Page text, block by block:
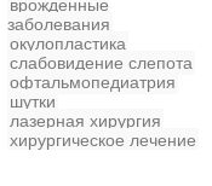
врожденные
заболевания
окулопластика
слабовидение слепота
офтальмопедиатрия
шутки
лазерная хирургия
хирургическое лечение